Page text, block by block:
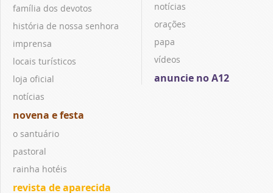
família dos devotos
história de nossa senhora
imprensa
locais turísticos
loja oficial
notícias
novena e festa
o santuário
pastoral
rainha hotéis
revista de aparecida
notícias
orações
papa
vídeos
anuncie no A12